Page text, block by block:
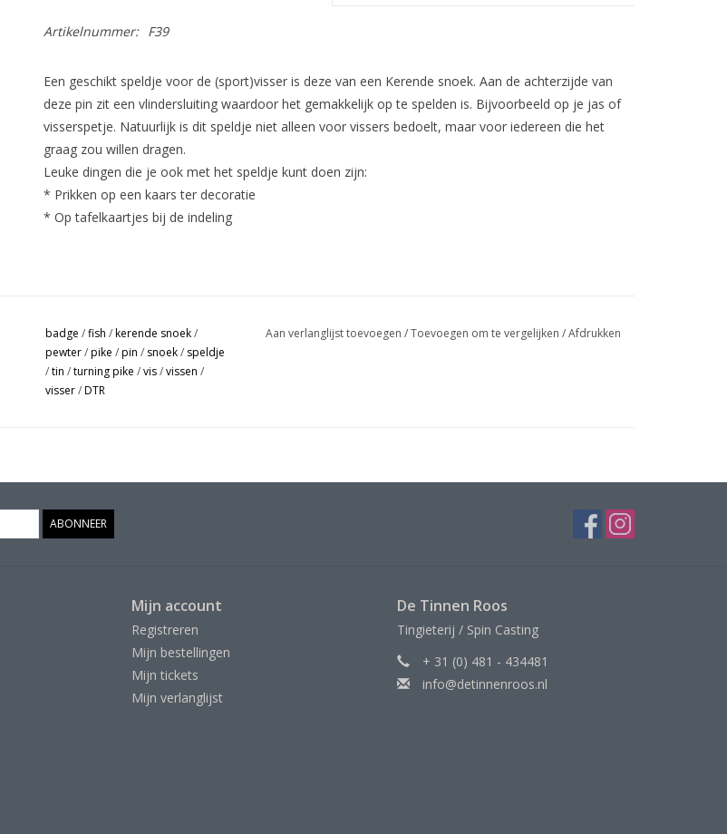
Artikelnummer: F39
Een geschikt speldje voor de (sport)visser is deze van een Kerende snoek. Aan de achterzijde van
deze pin zit een vlindersluiting waardoor het gemakkelijk op te spelden is. Bijvoorbeeld op je jas of
visserspetje. Natuurlijk is dit speldje niet alleen voor vissers bedoelt, maar voor iedereen die het
graag zou willen dragen.
Leuke dingen die je ook met het speldje kunt doen zijn:
* Prikken op een kaars ter decoratie
* Op tafelkaartjes bij de indeling
badge /fish /kerende snoek/
pewter/pike /pin / snoek/ speldje
/tin /turning pike /vis/vissen /
visser/DTR
Aan verlanglijst toevoegen /Toevoegen om te vergelijken /Afdrukken
ABONNEER
Mijn account
Registreren
Mijn bestellingen
Mijn tickets
Mijn verlanglijst
De Tinnen Roos
Tingieterij / Spin Casting
+ 31 (0) 481 - 434481
info@detinnenroos.nl